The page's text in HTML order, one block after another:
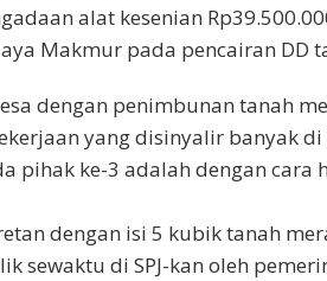
alat kesenian
Makmur pada pencairan DD
dengan penimbunan tanah
yang disinyalir banyak
pihak ke-3 adalah dengan cara
dengan isi 5 kubik tanah
sewaktu di SPJ-kan oleh